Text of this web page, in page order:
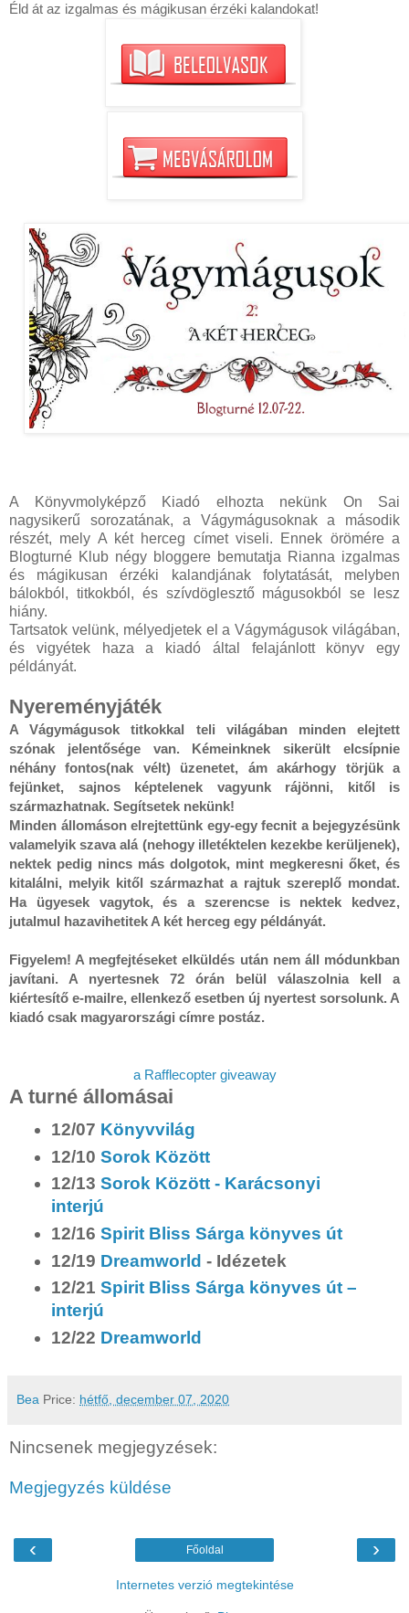
Éld át az izgalmas és mágikusan érzéki kalandokat!
A Könyvmolyképző Kiadó elhozta nekünk On Sai
nagysikerű sorozatának, a Vágymágusoknak a második
részét, mely A két herceg címet viseli. Ennek örömére a
Blogturné Klub négy bloggere bemutatja Rianna izgalmas
és mágikusan érzéki kalandjának folytatását, melyben
bálokból, titkokból, és szívdöglesztő mágusokból se lesz
hiány.
Tartsatok velünk, mélyedjetek el a Vágymágusok világában,
és vigyétek haza a kiadó által felajánlott könyv egy
példányát.
Nyereményjáték
A Vágymágusok titkokkal teli világában minden elejtett
szónak jelentősége van. Kémeinknek sikerült elcsípnie
néhány fontos(nak vélt) üzenetet, ám akárhogy törjük a
fejünket, sajnos képtelenek vagyunk rájönni, kitől is
származhatnak. Segítsetek nekünk!
Minden állomáson elrejtettünk egy-egy fecnit a bejegyzésünk
valamelyik szava alá (nehogy illetéktelen kezekbe kerüljenek),
nektek pedig nincs más dolgotok, mint megkeresni őket, és
kitalálni, melyik kitől származhat a rajtuk szereplő mondat.
Ha ügyesek vagytok, és a szerencse is nektek kedvez,
jutalmul hazavihetitek A két herceg egy példányát.
Figyelem! A megfejtéseket elküldés után nem áll módunkban
javítani. A nyertesnek 72 órán belül válaszolnia kell a
kiértesítő e-mailre, ellenkező esetben új nyertest sorsolunk. A
kiadó csak magyarországi címre postáz.
a Rafflecopter giveaway
A turné állomásai
12/07 Könyvvilág
12/10Sorok Között
12/13Sorok Között - Karácsonyi
interjú
12/16Spirit Bliss Sárga könyves út
12/19 Dreamworld - Idézetek
12/21Spirit Bliss Sárga könyves út –
interjú
12/22 Dreamworld
Bea Price: hétfő, december 07, 2020
Nincsenek megjegyzések:
Megjegyzés küldése
‹ ›
Főoldal
Internetes verzió megtekintése